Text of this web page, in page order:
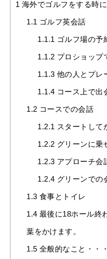
1 海外でゴルフをする時
1.1 ゴルフ英会話
1.1.1 ゴルフ場の予
1.1.2 プロショップ
1.1.3 他の人とプレ
1.1.4 コース上で出
1.2 コースでの会話
1.2.1 スタートして
1.2.2 グリーンに乗
1.2.3 アプローチ会
1.2.4 グリーンでの
1.3 食事とトイレ
1.4 最後に18ホール終
葉をかけます。
1.5 全般的なこと・・・